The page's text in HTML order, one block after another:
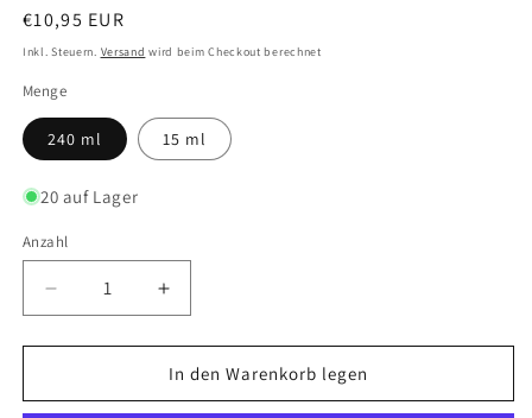
Normaler
Preis
€10,95 EUR
Inkl. Steuern. Versand wird beim Checkout berechnet
Menge
240 ml 15 ml
20 auf Lager
Anzahl
Verringere
die
Menge
Tenestar
Erhöhe
die
Menge
für
Tenestar
In den Warenkorb legen